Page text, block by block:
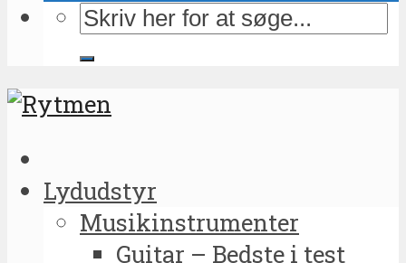
Lydudstyr
Musikinstrumenter
Guitar – Bedste i test